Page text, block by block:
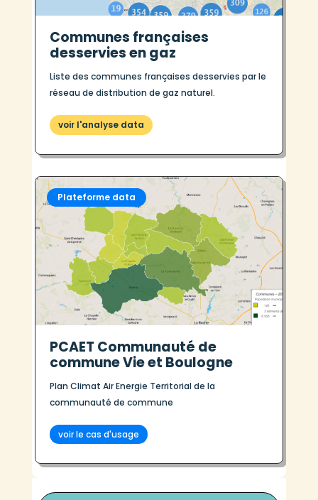
Communes françaises
desservies en gaz
Liste des communes françaises desservies par le
réseau de distribution de gaz naturel.
voir l'analyse data
Plateforme data
PCAET Communauté de
commune Vie et Boulogne
Plan Climat Air Energie Territorial de la
communauté de commune
voir le cas d'usage